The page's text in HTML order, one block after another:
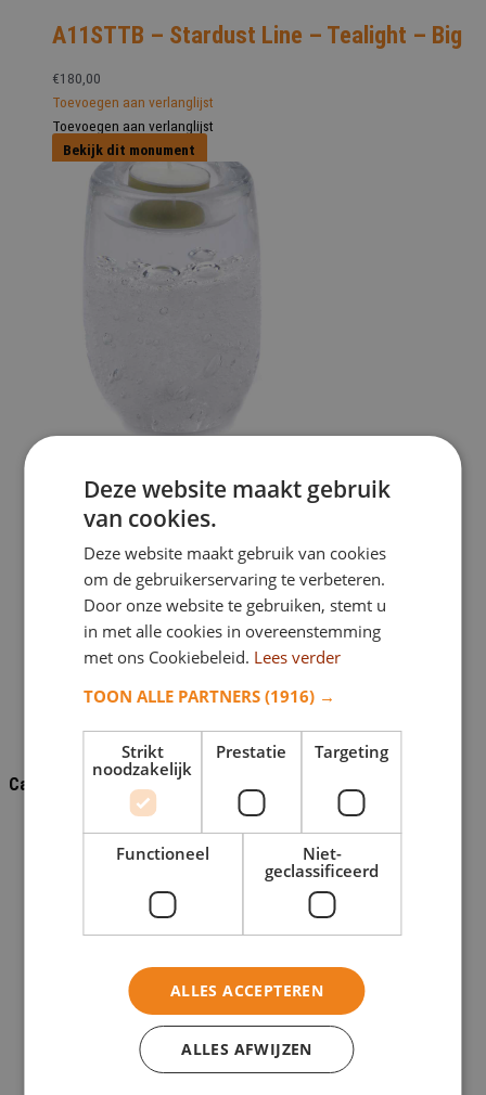
Categorieën
Grafaccessoires
Bronzen foto omlijsting
Kleine grafsteen
Glazen grafmonument
Kleine natuursteen grafmonumenten
A11STTB – Stardust Line – Tealight – Big
€180,00
Toevoegen aan verlanglijst
Toevoegen aan verlanglijst
Bekijk dit monument
A11STTS – Stardust Line – Tealight –
Small
Toevoegen aan verlanglijst
Toevoegen aan verlanglijst
Bekijk dit monument
Deze website maakt gebruik
van cookies.
Deze website maakt gebruik van cookies
om de gebruikerservaring te verbeteren.
Door onze website te gebruiken, stemt u
in met alle cookies in overeenstemming
met ons Cookiebeleid. Lees verder
TOON ALLE PARTNERS(1916) →
Strikt
noodzakelijk
Prestatie Targeting
Functioneel
Niet-
geclassificeerd
ALLES ACCEPTEREN
ALLES AFWIJZEN